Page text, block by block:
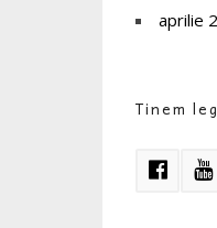
aprilie
Tinem